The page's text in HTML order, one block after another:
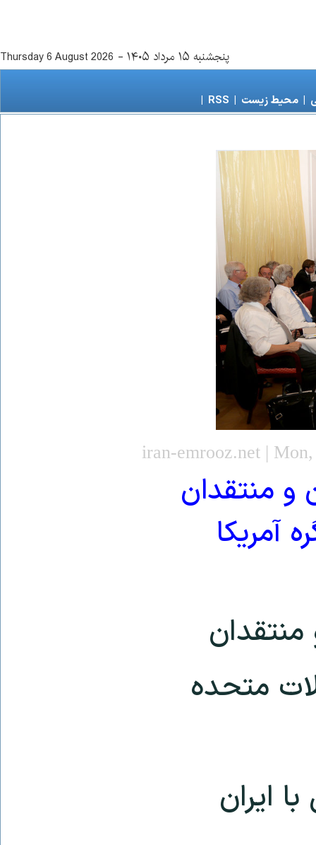
پنجشنبه ۱۵ مرداد ۱۴۰۵ -
Thursday 6 August 2026
| محیط زیست |
RSS
|
iran-emrooz.net |
و منتقدان
آمریکا
متحده
ایران